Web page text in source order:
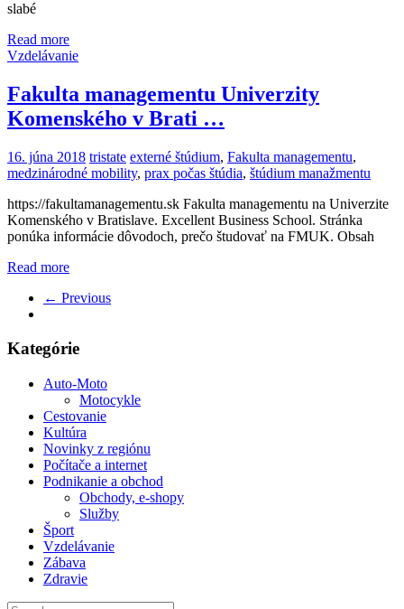
slabé
Read more
Vzdelávanie
Fakulta managementu Univerzity
Komenského v Brati …
16. júna 2018 tristate externé štúdium, Fakulta managementu,
medzinárodné mobility, prax počas štúdia, štúdium manažmentu
https://fakultamanagementu.sk Fakulta managementu na Univerzite
Komenského v Bratislave. Excellent Business School. Stránka
ponúka informácie dôvodoch, prečo študovať na FMUK. Obsah
Read more
← Previous
Kategórie
Auto-Moto
Motocykle
Cestovanie
Kultúra
Novinky z regiónu
Počítače a internet
Podnikanie a obchod
Obchody, e-shopy
Služby
Šport
Vzdelávanie
Zábava
Zdravie